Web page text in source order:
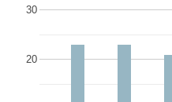
20
30